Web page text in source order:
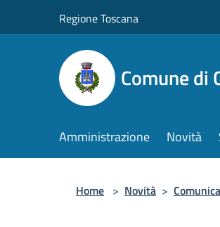
Regione Toscana
Comune di
Amministrazione Novità
Home > Novità >